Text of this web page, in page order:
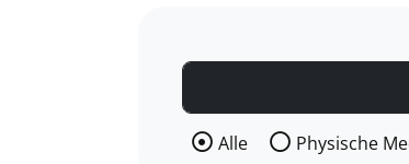
Wählen Sie die Medienart
Alle Physische